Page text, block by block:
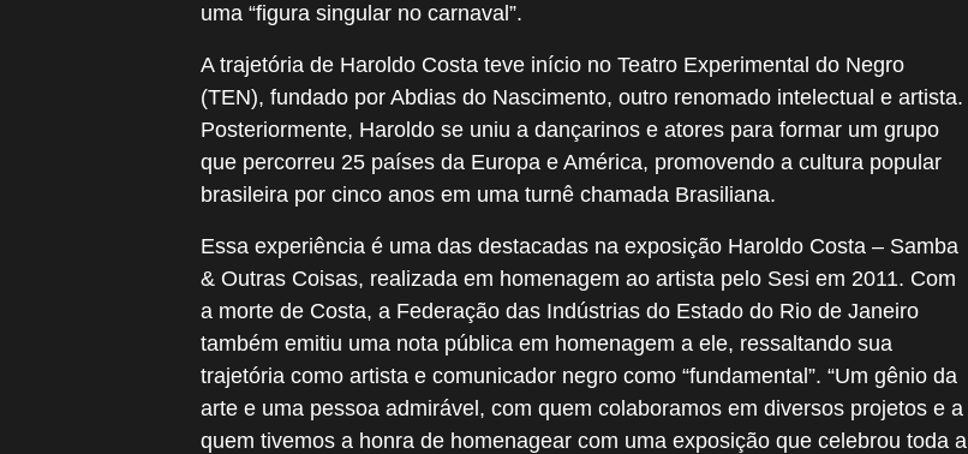
uma “figura singular no carnaval”.
A trajetória de Haroldo Costa teve início no Teatro Experimental do Negro
(TEN), fundado por Abdias do Nascimento, outro renomado intelectual e artista.
Posteriormente, Haroldo se uniu a dançarinos e atores para formar um grupo
que percorreu 25 países da Europa e América, promovendo a cultura popular
brasileira por cinco anos em uma turnê chamada Brasiliana.
Essa experiência é uma das destacadas na exposição Haroldo Costa – Samba
& Outras Coisas, realizada em homenagem ao artista pelo Sesi em 2011. Com
a morte de Costa, a Federação das Indústrias do Estado do Rio de Janeiro
também emitiu uma nota pública em homenagem a ele, ressaltando sua
trajetória como artista e comunicador negro como “fundamental”. “Um gênio da
arte e uma pessoa admirável, com quem colaboramos em diversos projetos e a
quem tivemos a honra de homenagear com uma exposição que celebrou toda a